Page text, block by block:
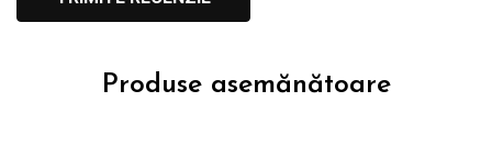
Produse asemănătoare